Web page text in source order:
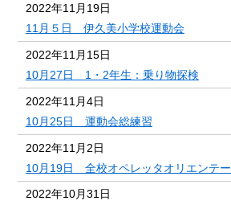
2022年11月19日
11月５日 伊久美小学校運動会
2022年11月15日
10月27日 1・2年生：乗り物探検
2022年11月4日
10月25日 運動会総練習
2022年11月2日
10月19日 全校オペレッタオリエンテ
2022年10月31日